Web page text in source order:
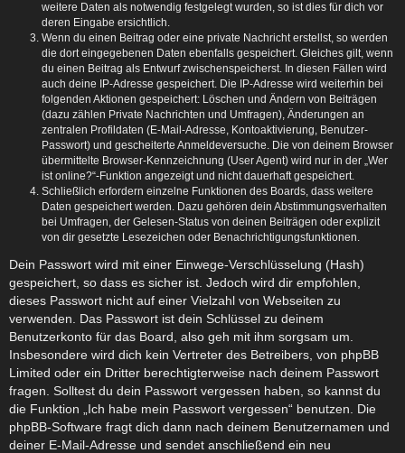
weitere Daten als notwendig festgelegt wurden, so ist dies für dich vor
deren Eingabe ersichtlich.
Wenn du einen Beitrag oder eine private Nachricht erstellst, so werden
die dort eingegebenen Daten ebenfalls gespeichert. Gleiches gilt, wenn
du einen Beitrag als Entwurf zwischenspeicherst. In diesen Fällen wird
auch deine IP-Adresse gespeichert. Die IP-Adresse wird weiterhin bei
folgenden Aktionen gespeichert: Löschen und Ändern von Beiträgen
(dazu zählen Private Nachrichten und Umfragen), Änderungen an
zentralen Profildaten (E-Mail-Adresse, Kontoaktivierung, Benutzer-
Passwort) und gescheiterte Anmeldeversuche. Die von deinem Browser
übermittelte Browser-Kennzeichnung (User Agent) wird nur in der „Wer
ist online?“-Funktion angezeigt und nicht dauerhaft gespeichert.
Schließlich erfordern einzelne Funktionen des Boards, dass weitere
Daten gespeichert werden. Dazu gehören dein Abstimmungsverhalten
bei Umfragen, der Gelesen-Status von deinen Beiträgen oder explizit
von dir gesetzte Lesezeichen oder Benachrichtigungsfunktionen.
Dein Passwort wird mit einer Einwege-Verschlüsselung (Hash)
gespeichert, so dass es sicher ist. Jedoch wird dir empfohlen,
dieses Passwort nicht auf einer Vielzahl von Webseiten zu
verwenden. Das Passwort ist dein Schlüssel zu deinem
Benutzerkonto für das Board, also geh mit ihm sorgsam um.
Insbesondere wird dich kein Vertreter des Betreibers, von phpBB
Limited oder ein Dritter berechtigterweise nach deinem Passwort
fragen. Solltest du dein Passwort vergessen haben, so kannst du
die Funktion „Ich habe mein Passwort vergessen“ benutzen. Die
phpBB-Software fragt dich dann nach deinem Benutzernamen und
deiner E-Mail-Adresse und sendet anschließend ein neu